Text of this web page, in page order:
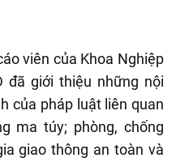
viên của Khoa Nghiệp
đã giới thiệu những nội
của pháp luật liên quan
ma túy; phòng, chống
giao thông an toàn và